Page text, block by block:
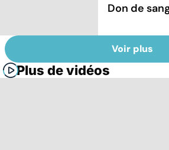
Don de
Voir plus
Plus de vidéos